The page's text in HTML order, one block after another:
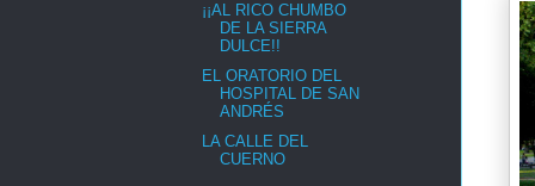
¡¡AL RICO CHUMBO
DE LA SIERRA
DULCE!!
EL ORATORIO DEL
HOSPITAL DE SAN
ANDRÉS
LA CALLE DEL
CUERNO